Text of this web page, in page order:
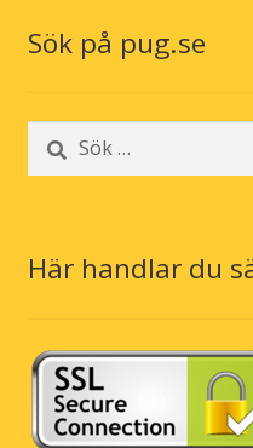
Sök på pug.se
Sök
efter:
Här handlar du